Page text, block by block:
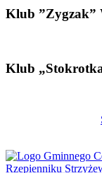
Klub ”Zygzak”
Klub